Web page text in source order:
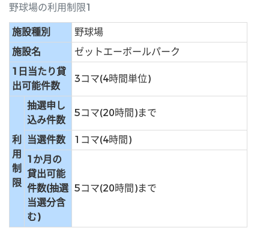
野球場の利用制限1
施設種別
野球場
施設名
ゼットエーボールパーク
1日当たり貸
出可能件数
3コマ(4時間単位)
利
用
制
限
抽選申し
込み件数
5コマ(20時間)まで
当選件数
1コマ(4時間)
1か月の
貸出可能
件数(抽選
当選分含
む)
5コマ(20時間)まで